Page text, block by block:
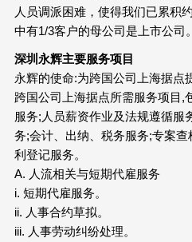
人员调派困难，使得我们已累积
中有1/3客户的母公司是上市公司。
深圳永辉主要服务项目
永辉的使命:为跨国公司上海据点
跨国公司上海据点所需服务项目,
服务;人员薪资作业及法规遵循服
务;会计、出纳、税务服务;专案
利登记服务。
A. 人流相关与短期代雇服务
i. 短期代雇服务。
ii. 人事合约草拟。
iii. 人事劳动纠纷处理。